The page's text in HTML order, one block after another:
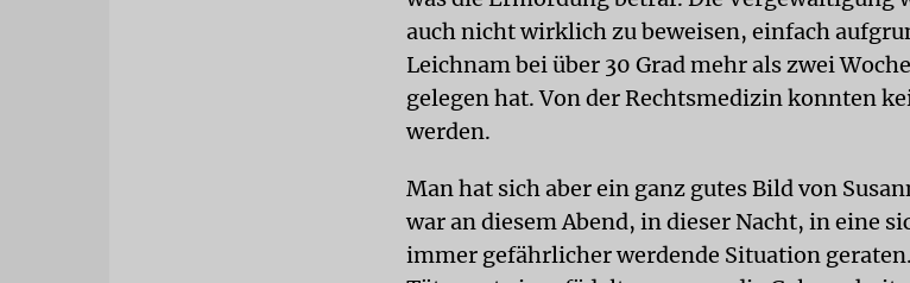
auch nicht wirklich zu beweisen, einfach
Leichnam bei über 30 Grad mehr als zwei
gelegen hat. Von der Rechtsmedizin konnten
werden.
Man hat sich aber ein ganz gutes Bild von
war an diesem Abend, in dieser Nacht, in eine
immer gefährlicher werdende Situation